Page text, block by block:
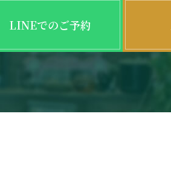
LINEでのご予約